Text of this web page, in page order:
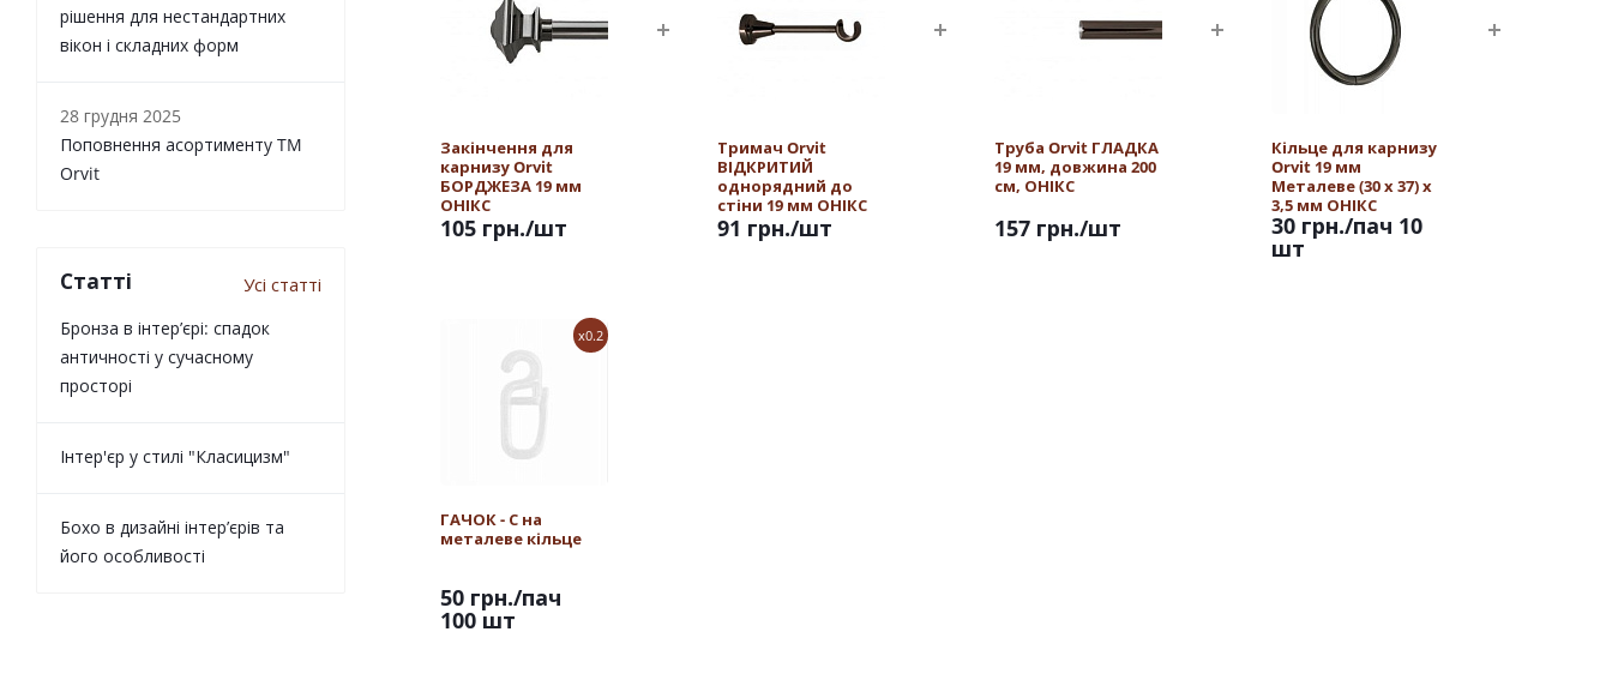
Закінчення для
карнизу Orvit
БОРДЖЕЗА 19 мм
ОНІКС
105 грн./шт
Тримач Orvit
ВІДКРИТИЙ
однорядний до
стіни 19 мм ОНІКС
91 грн./шт
Труба Orvit ГЛАДКА
19 мм, довжина 200
см, ОНІКС
157 грн./шт
Кільце для карнизу
Orvit 19 мм
Металеве (30 х 37) х
3,5 мм ОНІКС
30 грн./пач 10
шт
x0.2
ГАЧОК - С на
металеве кільце
50 грн./пач
100 шт
рішення для нестандартних
вікон і складних форм
28 грудня 2025
Поповнення асортименту TM
Orvit
Статті Усі статті
Бронза в інтер’єрі: спадок
античності у сучасному
просторі
Інтер'єр у стилі "Класицизм"
Бохо в дизайні інтер’єрів та
його особливості